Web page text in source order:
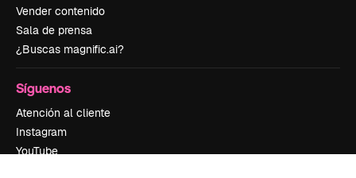
Vender contenido
Sala de prensa
¿Buscas magnific.ai?
Síguenos
Atención al cliente
Instagram
YouTube